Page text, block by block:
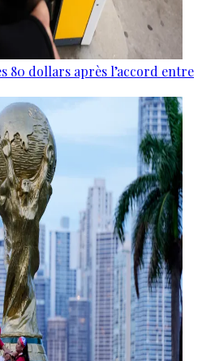
80 dollars après l’accord entre